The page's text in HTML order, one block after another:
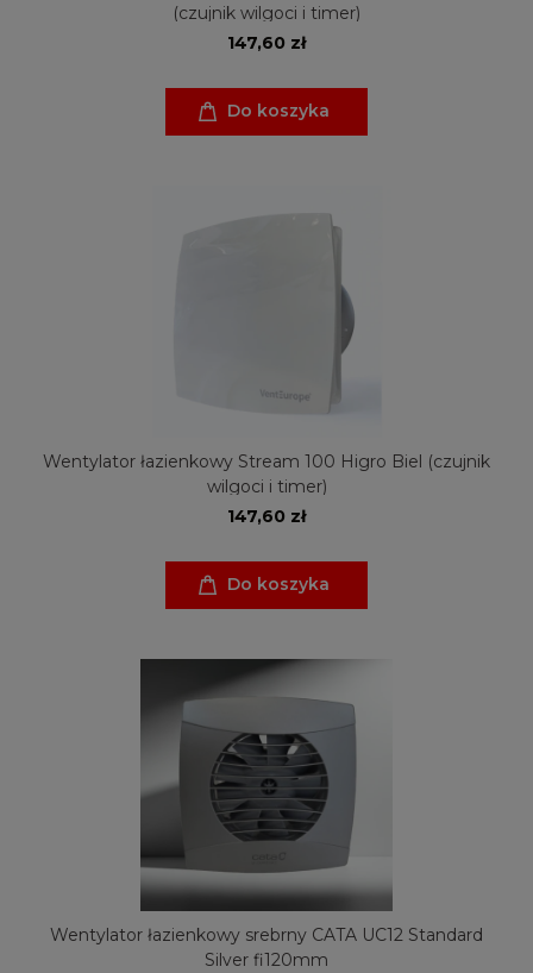
(czujnik wilgoci i timer)
147,60 zł
Do koszyka
Wentylator łazienkowy Stream 100 Higro Biel (czujnik
wilgoci i timer)
147,60 zł
Do koszyka
Wentylator łazienkowy srebrny CATA UC12 Standard
Silver fi120mm